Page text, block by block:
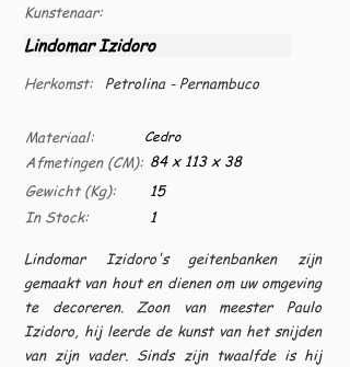
Kunstenaar:
Lindomar Izidoro
Herkomst: Petrolina - Pernambuco
Materiaal:
Afmetingen (CM):
Gewicht (Kg):
In Stock:
Cedro
84 x 113 x 38
15
1
Lindomar Izidoro's geitenbanken zijn
gemaakt van hout en dienen om uw omgeving
te decoreren. Zoon van meester Paulo
Izidoro, hij leerde de kunst van het snijden
van zijn vader. Sinds zijn twaalfde is hij